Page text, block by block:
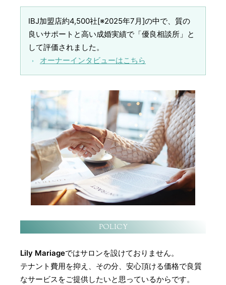
IBJ加盟店約4,500社[※2025年7月]の中で、質の
良いサポートと高い成婚実績で「優良相談所」と
して評価されました。
オーナーインタビューはこちら
POLICY
Lily Mariageではサロンを設けておりません。
テナント費用を抑え、その分、安心頂ける価格で良質
なサービスをご提供したいと思っているからです。